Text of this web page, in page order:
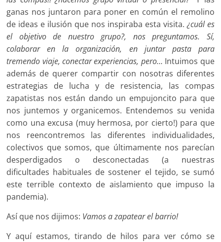
ganas nos juntaron para poner en común el remolino
de ideas e ilusión que nos inspiraba esta visita.¿cuál es
el objetivo de nuestro grupo?, nos preguntamos. Sí,
colaborar en la organización, en juntar pasta para
tremendo viaje, conectar experiencias, pero… Intuimos que
además de querer compartir con nosotras diferentes
estrategias de lucha y de resistencia, las compas
zapatistas nos están dando un empujoncito para que
nos juntemos y organicemos. Entendemos su venida
como una excusa (muy hermosa, por cierto!) para que
nos reencontremos las diferentes individualidades,
colectivos que somos, que últimamente nos parecían
desperdigados o desconectadas (a nuestras
dificultades habituales de sostener el tejido, se sumó
este terrible contexto de aislamiento que impuso la
pandemia).
Así que nos dijimos: Vamos a zapatear el barrio!
Y aquí estamos, tirando de hilos para ver cómo se